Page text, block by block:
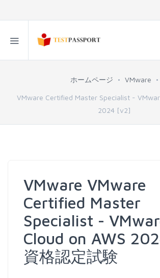
ホームページ VMware
VMware Certified Master Specialist -
2024 [v2]
VMware VMware
Certified Master
Specialist -
Cloud on AWS
資格認定試験